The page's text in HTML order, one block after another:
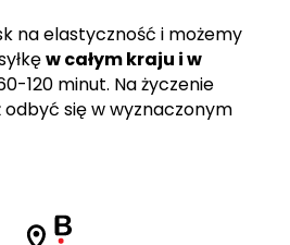
na elastyczność i możemy
w całym kraju i w
120 minut. Na życzenie
się w wyznaczonym